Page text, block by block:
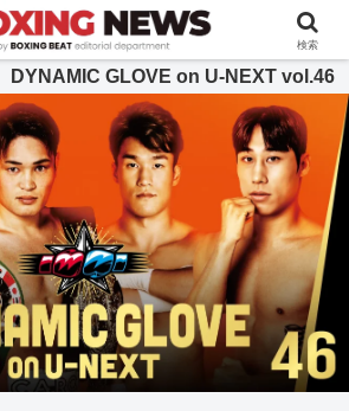
[ボクシング・ビート] 公式サイト
GLOVE on U-NEXT vol.46
検索